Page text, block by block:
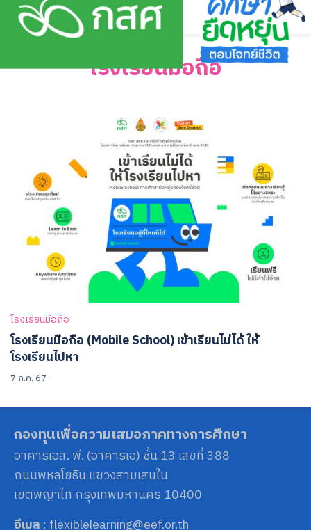
Skip
โรงเรียนมือถือ
โรงเรียนมือถือ
โรงเรียนมือถือ (Mobile School) เข้าเรียนไม่ได้ ให้
โรงเรียนไปหา
7 ก.ค. 67
กองทุนเพื่อความเสมอภาคทางการศึกษา
อาคารเอส. พี. (อาคารเอ) ชั้น 13 เลขที่ 388
ถนนพหลโยธิน แขวงสามเสนใน
เขตพญาไท กรุงเทพมหานคร 10400
อีเมล : flexiblelearning@eef.or.th